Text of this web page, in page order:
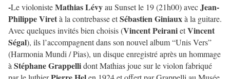
-Le violonisteMathias Lévyau Sunset le 19 (21h00) avecJean-
Philippe Viretà la contrebasse etSébastien Giniauxà la guitare.
Avec quelques invités bien choisis (Vincent PeiranietVincent
Ségal), ils l’accompagnent dans son nouvel album “Unis Vers”
(Harmonia Mundi / Pias), un disque enregistré après un hommage
à Stéphane Grappellidont Mathias joue sur le violon fabriqué